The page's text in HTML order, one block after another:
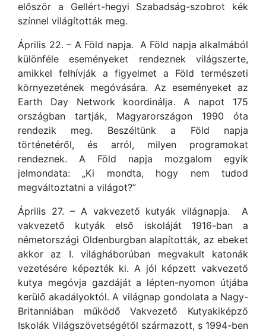
először a Gellért-hegyi Szabadság-szobrot kék
színnel világították meg.
Április 22. – A Föld napja. A Föld napja alkalmából
különféle eseményeket rendeznek világszerte,
amikkel felhívják a figyelmet a Föld természeti
környezetének megóvására. Az eseményeket az
Earth Day Network koordinálja. A napot 175
országban tartják, Magyarországon 1990 óta
rendezik meg. Beszéltünk a Föld napja
történetéről, és arról, milyen programokat
rendeznek. A Föld napja mozgalom egyik
jelmondata: „Ki mondta, hogy nem tudod
megváltoztatni a világot?”
Április 27. – A vakvezető kutyák világnapja. A
vakvezető kutyák első iskoláját 1916-ban a
németországi Oldenburgban alapították, az ebeket
akkor az I. világháborúban megvakult katonák
vezetésére képezték ki. A jól képzett vakvezető
kutya megóvja gazdáját a lépten-nyomon útjába
kerülő akadályoktól. A világnap gondolata a Nagy-
Britanniában működő Vakvezető Kutyakiképző
Iskolák Világszövetségétől származott, s 1994-ben